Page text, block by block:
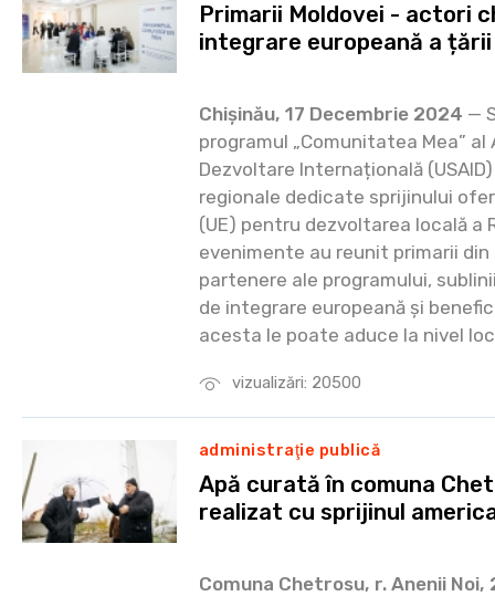
vizualizări: 20500
Primarii Moldovei - actori
integrare europeană a țării
Chișinău, 17 Decembrie 2024 —
programul „Comunitatea Mea” al
Dezvoltare Internațională
regionale dedicate sprijinului
(UE) pentru dezvoltarea locală a
evenimente au reunit primarii
partenere ale programului,
de integrare europeană și
acesta le poate aduce la nivel
administraţie publică
Apă curată în comuna
realizat cu sprijinul
Comuna Chetrosu, r. Anenii